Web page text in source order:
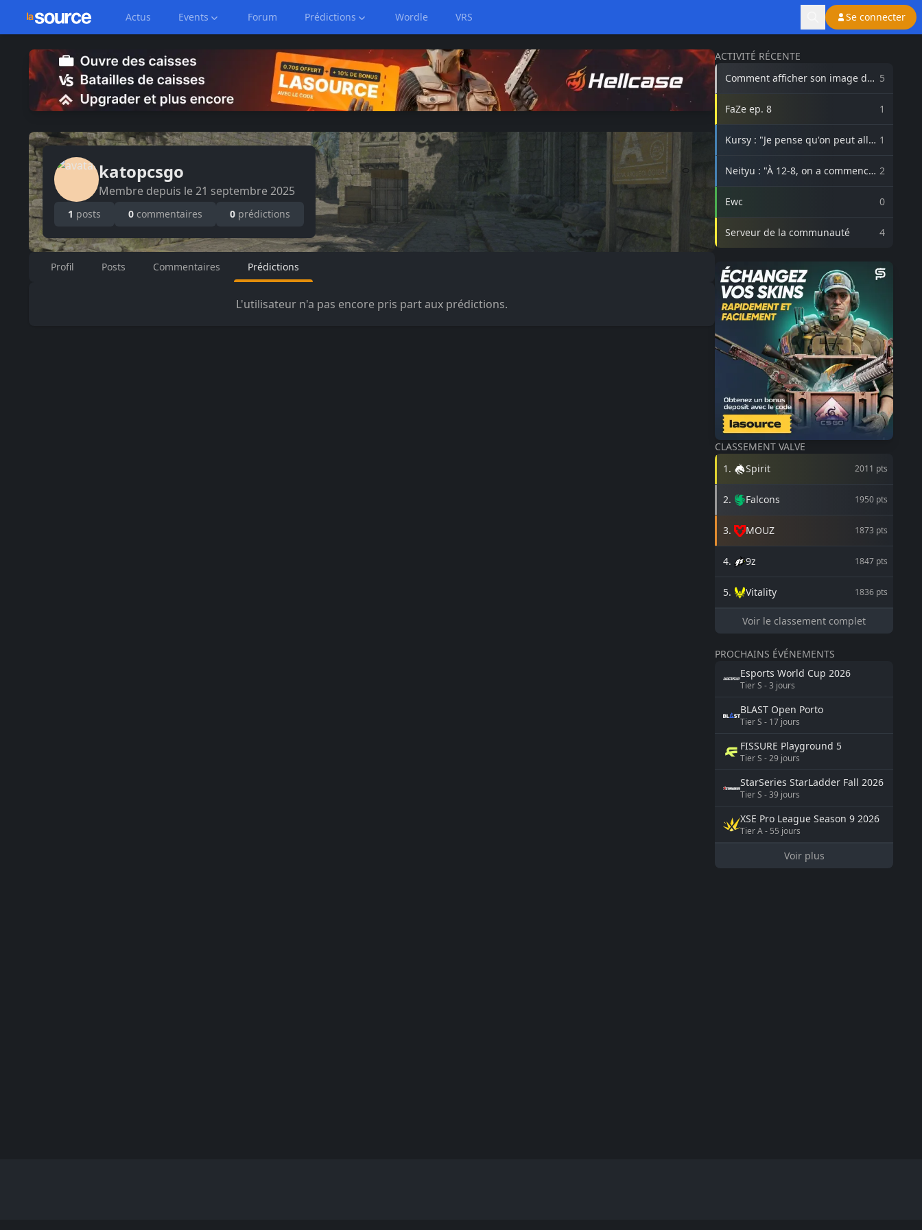
Actus Events Forum Prédictions Wordle VRS Se connecter
katopcsgo
Membre depuis le21 septembre 2025
1 posts 0 commentaires 0 prédictions
Profil Posts Commentaires Prédictions
L'utilisateur n'a pas encore pris part aux prédictions.
ACTIVITÉ RÉCENTE
Comment afficher son image de
5
FaZe ep. 8 1
Kursy : "Je pense qu'on peut aller
3DMAX"
1
Neityu : "À 12-8, on a commencé 2
Ewc 0
Serveur de la communauté 4
CLASSEMENT VALVE
1 . Spirit 2011 pts
2. Falcons 1950 pts
3. MOUZ 1873 pts
4. 9z 1847 pts
5. Vitality 1836 pts
Voir le classement complet
PROCHAINS ÉVÉNEMENTS
Esports World Cup 2026
TierS -3 jours
BLAST Open Porto
TierS - 17 jours
FISSURE Playground 5
TierS -29 jours
StarSeries StarLadder Fall 2026
TierS -39 jours
XSE Pro League Season 9 2026
TierA- 55 jours
Voir plus